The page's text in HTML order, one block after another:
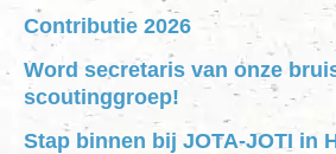
Contributie 2026
Word secretaris van onze
scoutinggroep!
Stap binnen bij JOTA-JOTI in